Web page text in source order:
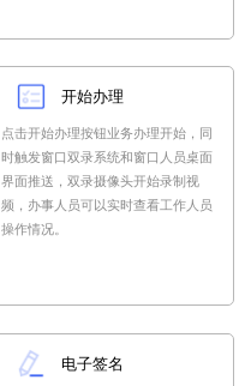
开始办理
点击开始办理按钮业务办理开始，同
时触发窗口双录系统和窗口人员桌面
界面推送，双录摄像头开始录制视
频，办事人员可以实时查看工作人员
操作情况。
电子签名